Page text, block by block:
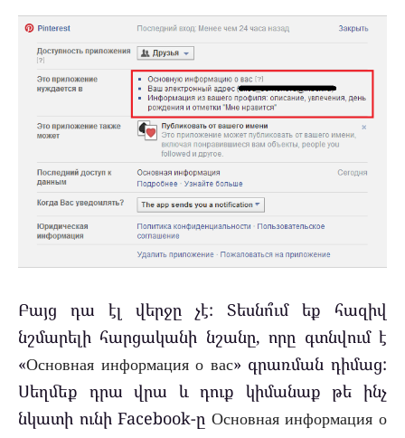
Բայց դա էլ վերջը չէ: Տեսնո՞ւմ եք հազիվ
նշմարելի հարցականի նշանը, որը գտնվում է
«Основная информация о вас» գրառման դիմաց:
Սեղմեք դրա վրա և դուք կիմանաք թե ինչ
նկատի ունի Facebook-ը Основная информация о